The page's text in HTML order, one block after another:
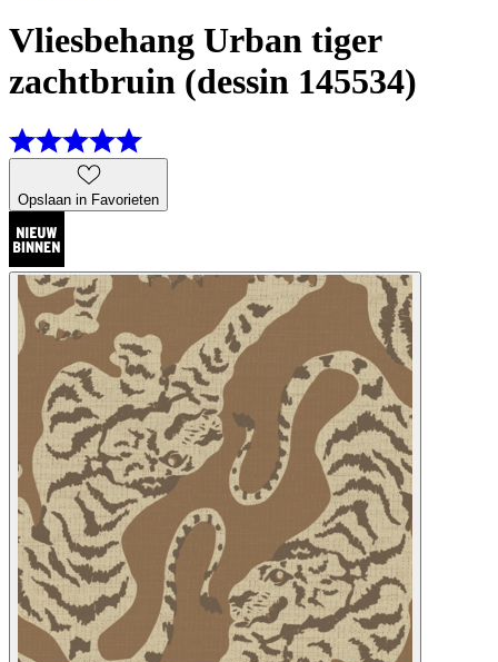
Vliesbehang Urban tiger
zachtbruin (dessin 145534)
Opslaan in Favorieten